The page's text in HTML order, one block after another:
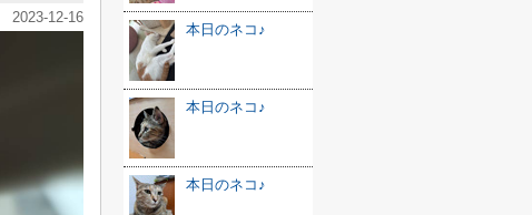
2023-12-16
本日のネコ♪
本日のネコ♪
本日のネコ♪